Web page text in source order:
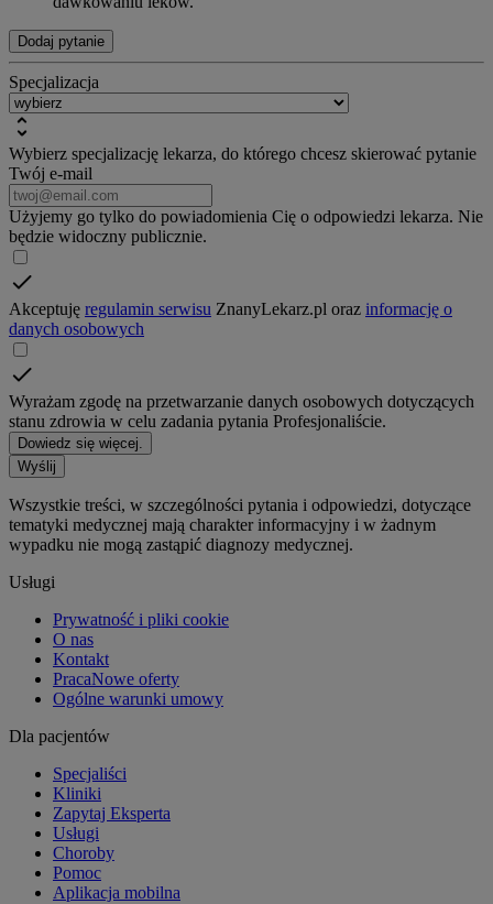
Dodaj pytanie
Specjalizacja
Wybierz specjalizację lekarza, do którego chcesz skierować pytanie
Twój e-mail
Użyjemy go tylko do powiadomienia Cię o odpowiedzi lekarza. Nie
będzie widoczny publicznie.
Akceptuję regulamin serwisu ZnanyLekarz.pl oraz informację o
danych osobowych
Wyrażam zgodę na przetwarzanie danych osobowych dotyczących
stanu zdrowia w celu zadania pytania Profesjonaliście.
Dowiedz się więcej.
Wyślij
Wszystkie treści, w szczególności pytania i odpowiedzi, dotyczące
tematyki medycznej mają charakter informacyjny i w żadnym
wypadku nie mogą zastąpić diagnozy medycznej.
Usługi
Prywatność i pliki cookie
O nas
Kontakt
PracaNowe oferty
Ogólne warunki umowy
Dla pacjentów
Specjaliści
Kliniki
Zapytaj Eksperta
Usługi
Choroby
Pomoc
Aplikacja mobilna